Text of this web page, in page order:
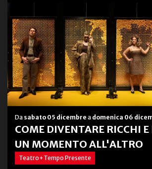
Da sabato 05 dicembre a domenica 06
COME DIVENTARE RICCHI
UN MOMENTO ALL'ALTRO
Teatro+Tempo Presente